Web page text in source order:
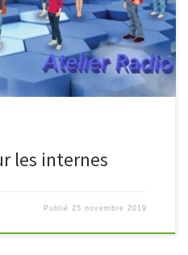
https://youtu.be/KjIWd7rzjII
les internes
Publié 25 novembre 2019